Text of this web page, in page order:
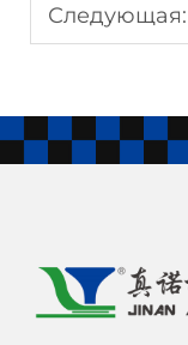
Следующая: